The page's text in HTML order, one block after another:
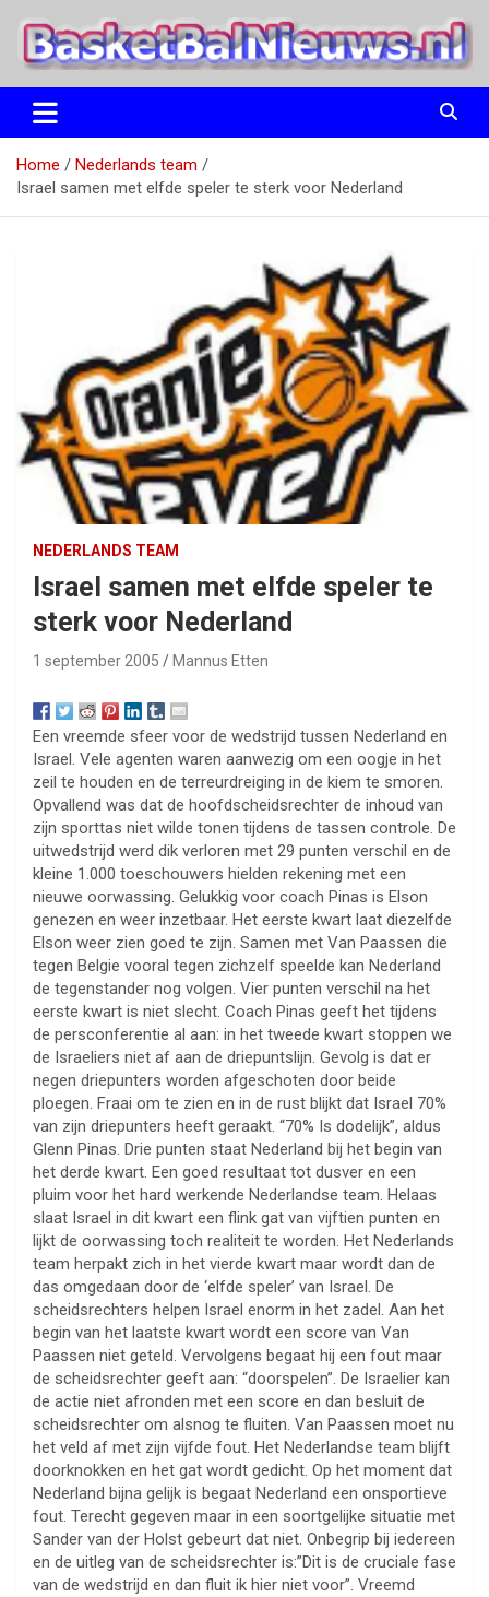
naar
BasketBalNieuws.nl
Etten
Home
Nederlands team
Israel samen met elfde speler te sterk voor Nederland
NEDERLANDS TEAM
Israel samen met elfde speler te
sterk voor Nederland
1 september 2005 Mannus Etten
Een vreemde sfeer voor de wedstrijd tussen Nederland en
Israel. Vele agenten waren aanwezig om een oogje in het
zeil te houden en de terreurdreiging in de kiem te smoren.
Opvallend was dat de hoofdscheidsrechter de inhoud van
zijn sporttas niet wilde tonen tijdens de tassen controle. De
uitwedstrijd werd dik verloren met 29 punten verschil en de
kleine 1.000 toeschouwers hielden rekening met een
nieuwe oorwassing. Gelukkig voor coach Pinas is Elson
genezen en weer inzetbaar. Het eerste kwart laat diezelfde
Elson weer zien goed te zijn. Samen met Van Paassen die
tegen Belgie vooral tegen zichzelf speelde kan Nederland
de tegenstander nog volgen. Vier punten verschil na het
eerste kwart is niet slecht. Coach Pinas geeft het tijdens
de persconferentie al aan: in het tweede kwart stoppen we
de Israeliers niet af aan de driepuntslijn. Gevolg is dat er
negen driepunters worden afgeschoten door beide
ploegen. Fraai om te zien en in de rust blijkt dat Israel 70%
van zijn driepunters heeft geraakt. “70% Is dodelijk”, aldus
Glenn Pinas. Drie punten staat Nederland bij het begin van
het derde kwart. Een goed resultaat tot dusver en een
pluim voor het hard werkende Nederlandse team. Helaas
slaat Israel in dit kwart een flink gat van vijftien punten en
lijkt de oorwassing toch realiteit te worden. Het Nederlands
team herpakt zich in het vierde kwart maar wordt dan de
das omgedaan door de ‘elfde speler’ van Israel. De
scheidsrechters helpen Israel enorm in het zadel. Aan het
begin van het laatste kwart wordt een score van Van
Paassen niet geteld. Vervolgens begaat hij een fout maar
de scheidsrechter geeft aan: “doorspelen”. De Israelier kan
de actie niet afronden met een score en dan besluit de
scheidsrechter om alsnog te fluiten. Van Paassen moet nu
het veld af met zijn vijfde fout. Het Nederlandse team blijft
doorknokken en het gat wordt gedicht. Op het moment dat
Nederland bijna gelijk is begaat Nederland een onsportieve
fout. Terecht gegeven maar in een soortgelijke situatie met
Sander van der Holst gebeurt dat niet. Onbegrip bij iedereen
en de uitleg van de scheidsrechter is:”Dit is de cruciale fase
van de wedstrijd en dan fluit ik hier niet voor”. Vreemd